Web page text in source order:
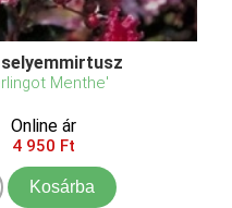
Menthe'
Online ár
4 950 Ft
Kosárba